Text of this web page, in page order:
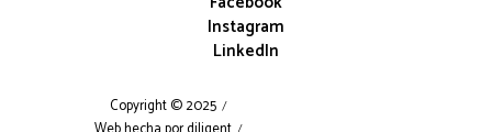
Instagram
LinkedIn
Copyright © 2025